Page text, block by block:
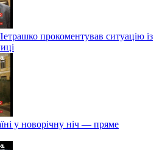
прокоментував ситуацію із
у новорічну ніч — пряме